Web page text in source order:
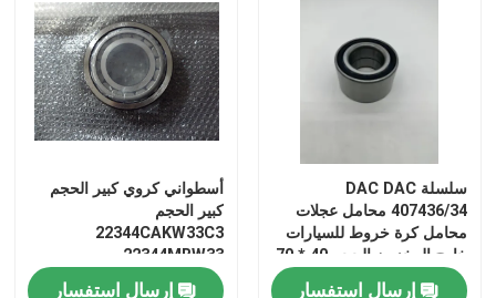
سلسلة DAC DAC
407436/34 محامل عجلات
محامل كرة خروط للسيارات
خارج المخزون الحجم 40 * 70
* 36mm
إرسال استفسار
أسطواني كروي كبير الحجم
كبير الحجم
22344CAKW33C3
22344MBW33
22344CCW33
إرسال استفسار